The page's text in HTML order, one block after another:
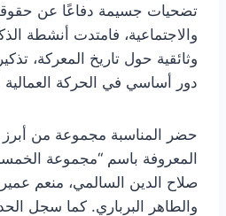
تضحيات جسيمة دفاعًا عن
والاجتماعية، فامتدت أنشطة
وثائقية حول تاريخ المعركة،
دور أساسي في الحركة العمالية
حضر المناسبة مجموعة من أبرز
المعروفة باسم “مجموعة
صلاح الدين السالمي، منعم
والطاهر البرباري. كما سجل